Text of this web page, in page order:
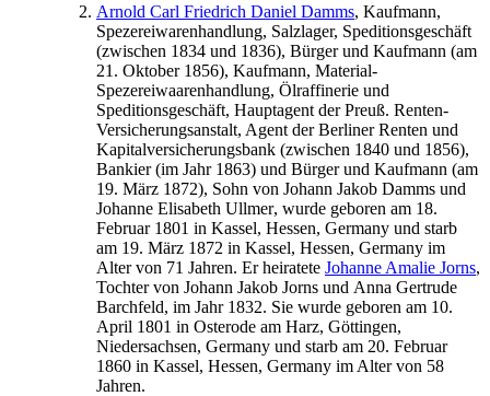
Arnold Carl Friedrich Daniel Damms, Kaufmann,
Spezereiwarenhandlung, Salzlager, Speditionsgeschäft
(zwischen 1834 und 1836), Bürger und Kaufmann (am
21. Oktober 1856), Kaufmann, Material-
Spezereiwaarenhandlung, Ölraffinerie und
Speditionsgeschäft, Hauptagent der Preuß. Renten-
Versicherungsanstalt, Agent der Berliner Renten und
Kapitalversicherungsbank (zwischen 1840 und 1856),
Bankier (im Jahr 1863) und Bürger und Kaufmann (am
19. März 1872), Sohn von Johann Jakob Damms und
Johanne Elisabeth Ullmer, wurde geboren am 18.
Februar 1801 in Kassel, Hessen, Germany und starb
am 19. März 1872 in Kassel, Hessen, Germany im
Alter von 71 Jahren. Er heiratete Johanne Amalie Jorns,
Tochter von Johann Jakob Jorns und Anna Gertrude
Barchfeld, im Jahr 1832. Sie wurde geboren am 10.
April 1801 in Osterode am Harz, Göttingen,
Niedersachsen, Germany und starb am 20. Februar
1860 in Kassel, Hessen, Germany im Alter von 58
Jahren.